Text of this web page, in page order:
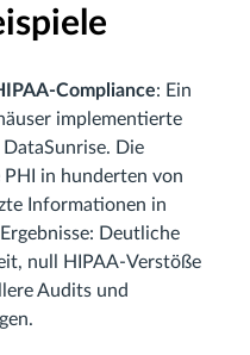
: Ein
implementierte
Die
in hunderten von
Informationen in
Deutliche
null HIPAA‑Verstöße
Audits und